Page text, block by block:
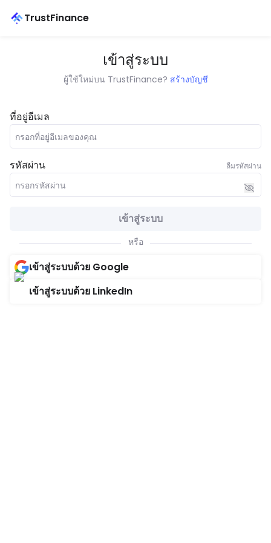
TrustFinance
เข้าสู่ระบบ
ผู้ใช้ใหม่บน TrustFinance? สร้างบัญชี
ที่อยู่อีเมล
รหัสผ่าน ลืมรหัสผ่าน
เข้าสู่ระบบ
หรือ
เข้าสู่ระบบด้วย Google
เข้าสู่ระบบด้วย LinkedIn